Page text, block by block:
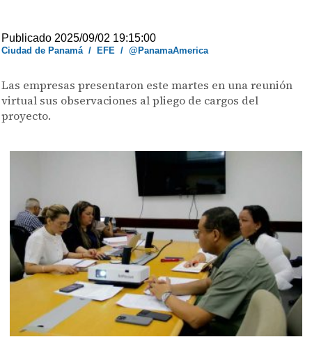
Publicado 2025/09/02 19:15:00
Ciudad de Panamá/ EFE /@PanamaAmerica
Las empresas presentaron este martes en una reunión
virtual sus observaciones al pliego de cargos del
proyecto.